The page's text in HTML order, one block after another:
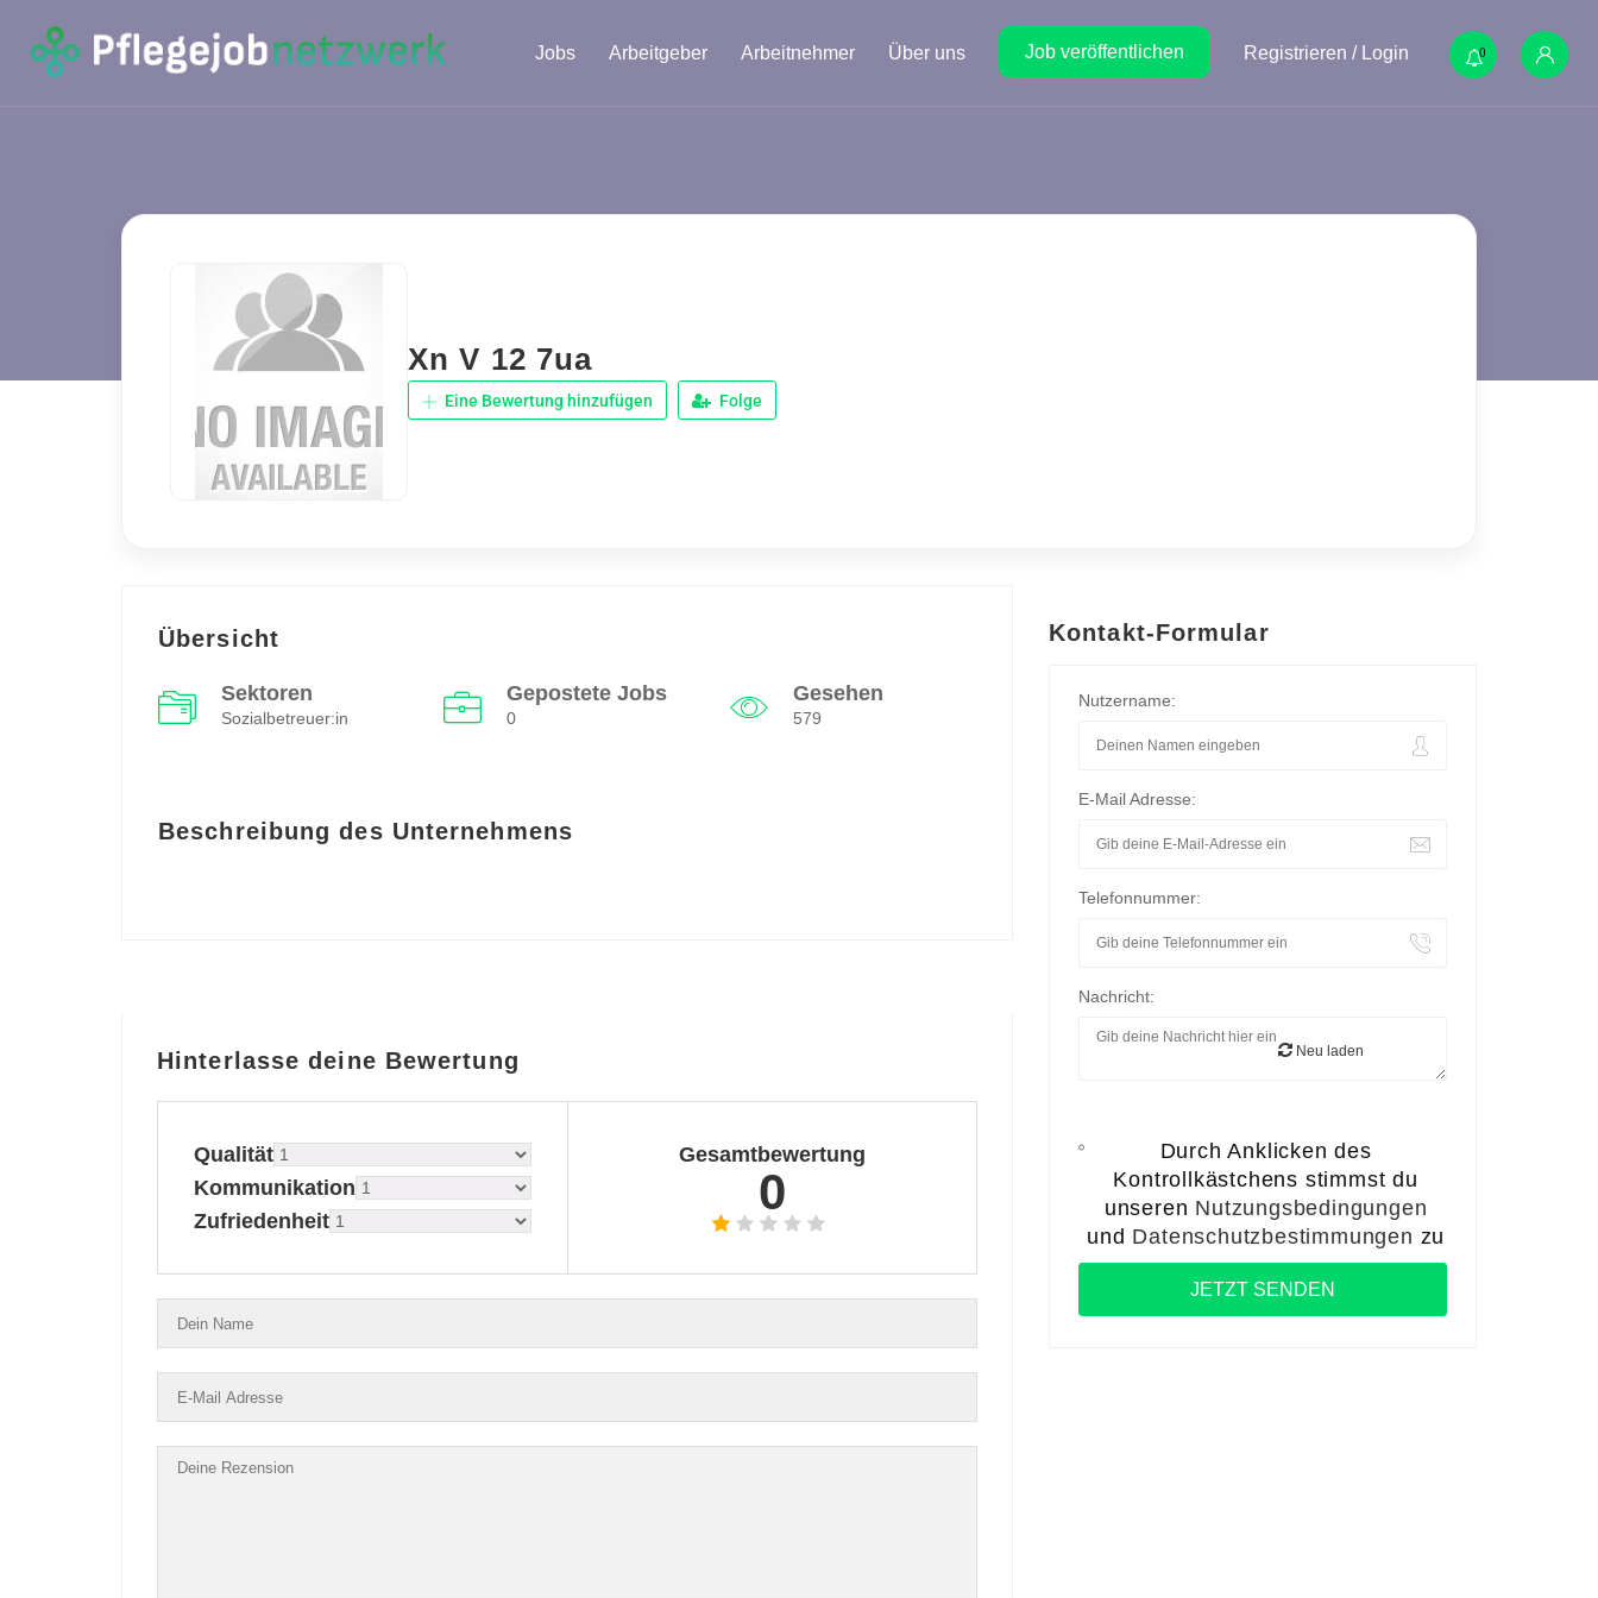
Jobs Arbeitgeber Arbeitnehmer Über uns Job veröffentlichen Registrieren / Login 0
Xn V 12 7ua
Eine Bewertung hinzufügen Folge
Übersicht
Sektoren
Sozialbetreuer:in
Gepostete Jobs
0
Gesehen
579
Beschreibung des Unternehmens
Hinterlasse deine Bewertung
Qualität
Kommunikation
Zufriedenheit
Gesamtbewertung
0
Kontakt-Formular
Nutzername:
E-Mail Adresse:
Telefonnummer:
Nachricht:
Neu laden
Durch Anklicken des
Kontrollkästchens stimmst du
unseren Nutzungsbedingungen
und Datenschutzbestimmungen zu